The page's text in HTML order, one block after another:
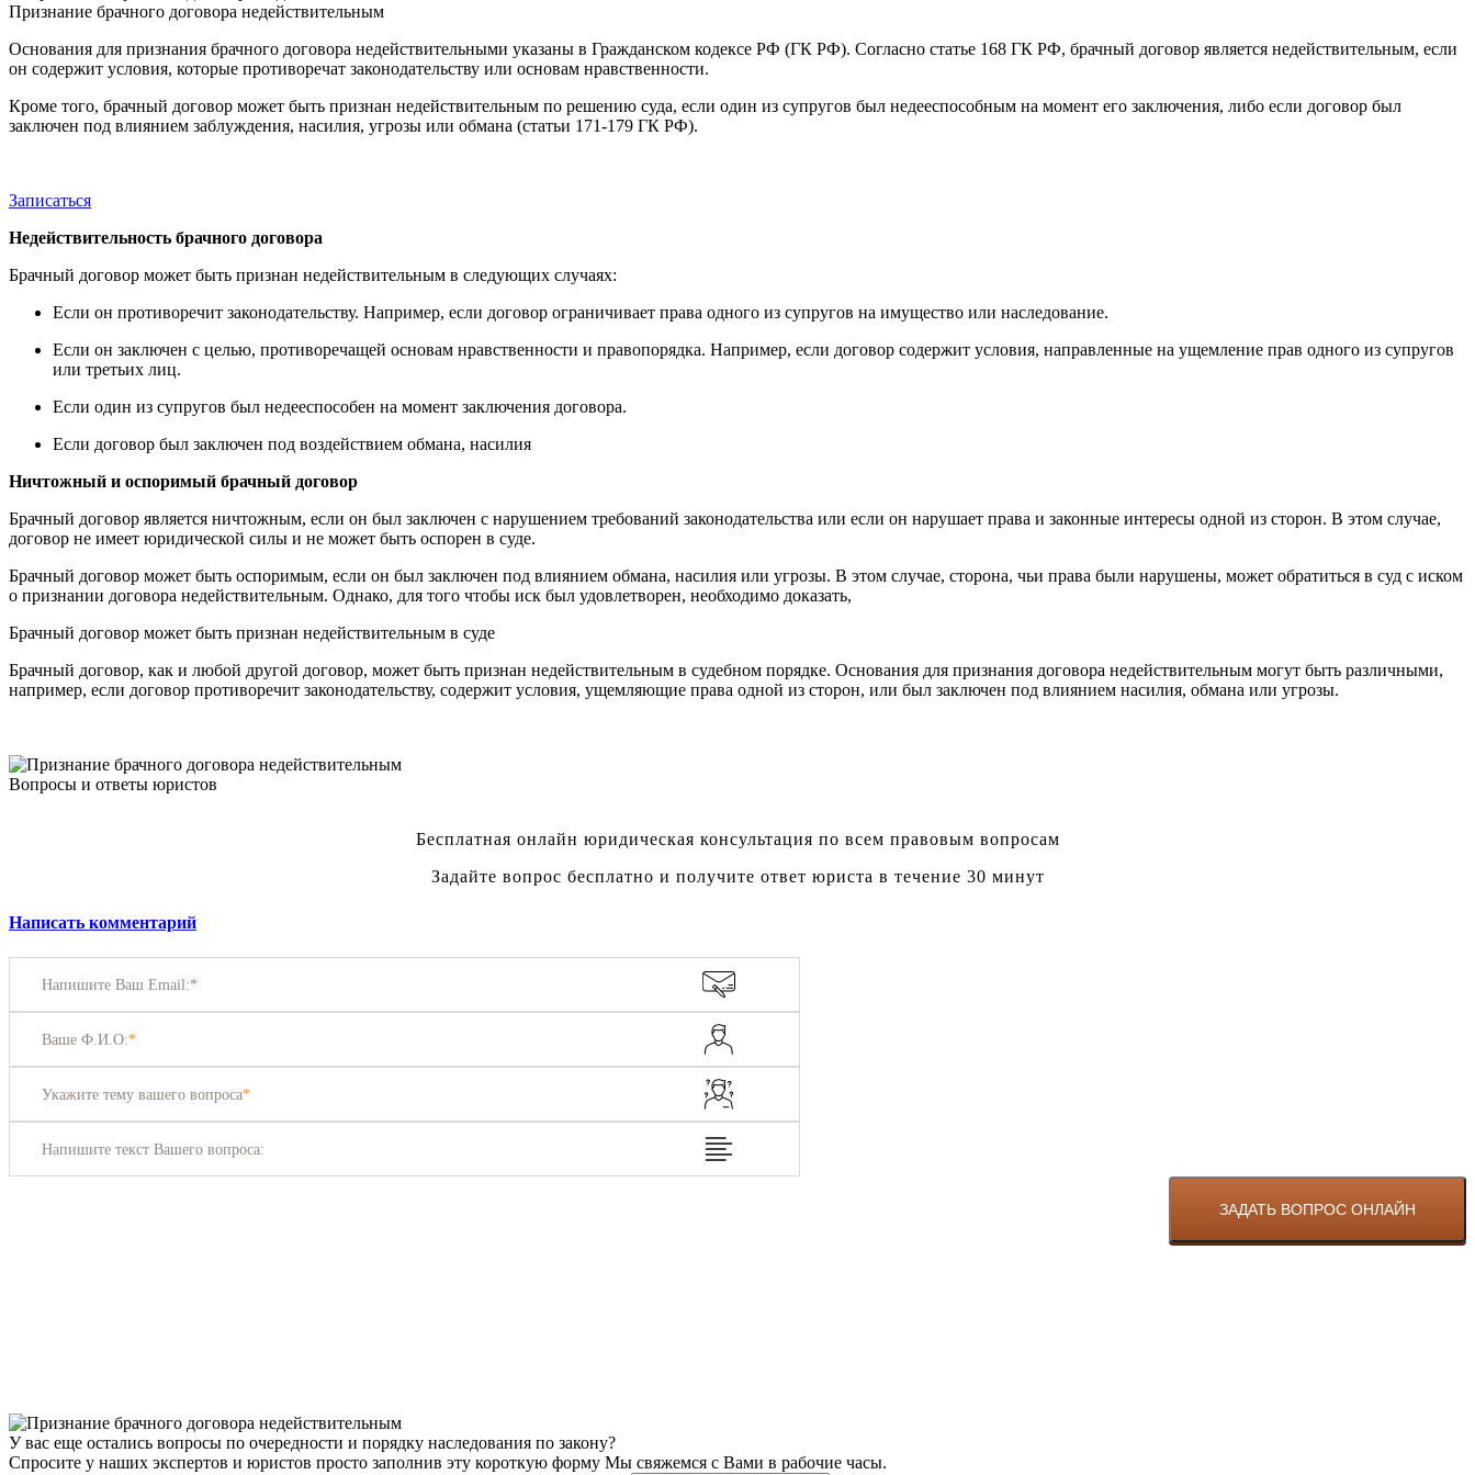
Признание брачного договора недействительным
Основания для признания брачного договора недействительными указаны в Гражданском кодексе РФ (ГК РФ). Согласно статье 168 ГК РФ, брачный договор является недействительным, если
он содержит условия, которые противоречат законодательству или основам нравственности.
Кроме того, брачный договор может быть признан недействительным по решению суда, если один из супругов был недееспособным на момент его заключения, либо если договор был
заключен под влиянием заблуждения, насилия, угрозы или обмана (статьи 171-179 ГК РФ).
Записаться
Недействительность брачного договора
Брачный договор может быть признан недействительным в следующих случаях:
Если он противоречит законодательству. Например, если договор ограничивает права одного из супругов на имущество или наследование.
Если он заключен с целью, противоречащей основам нравственности и правопорядка. Например, если договор содержит условия, направленные на ущемление прав одного из супругов
или третьих лиц.
Если один из супругов был недееспособен на момент заключения договора.
Если договор был заключен под воздействием обмана, насилия
Ничтожный и оспоримый брачный договор
Брачный договор является ничтожным, если он был заключен с нарушением требований законодательства или если он нарушает права и законные интересы одной из сторон. В этом случае,
договор не имеет юридической силы и не может быть оспорен в суде.
Брачный договор может быть оспоримым, если он был заключен под влиянием обмана, насилия или угрозы. В этом случае, сторона, чьи права были нарушены, может обратиться в суд с иском
о признании договора недействительным. Однако, для того чтобы иск был удовлетворен, необходимо доказать,
Брачный договор может быть признан недействительным в суде
Брачный договор, как и любой другой договор, может быть признан недействительным в судебном порядке. Основания для признания договора недействительным могут быть различными,
например, если договор противоречит законодательству, содержит условия, ущемляющие права одной из сторон, или был заключен под влиянием насилия, обмана или угрозы.
Вопросы и ответы юристов
Бесплатная онлайн юридическая консультация по всем правовым вопросам
Задайте вопрос бесплатно и получите ответ юриста в течение 30 минут
Написать комментарий
Напишите Ваш Email:*
Ваше Ф.И.О:*
Укажите тему вашего вопроса*
Напишите текст Вашего вопроса:
У вас еще остались вопросы по очередности и порядку наследования по закону?
Спросите у наших экспертов и юристов просто заполнив эту короткую форму Мы свяжемся с Вами в рабочие часы.